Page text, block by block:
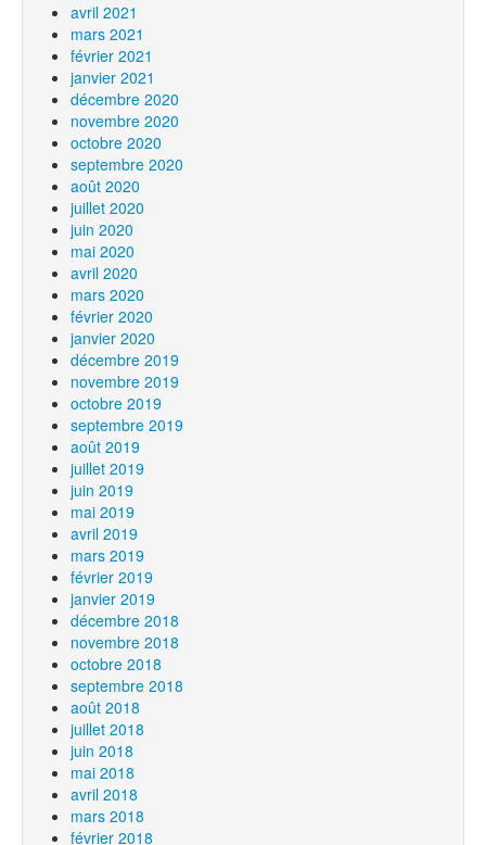
avril 2021
mars 2021
février 2021
janvier 2021
décembre 2020
novembre 2020
octobre 2020
septembre 2020
août 2020
juillet 2020
juin 2020
mai 2020
avril 2020
mars 2020
février 2020
janvier 2020
décembre 2019
novembre 2019
octobre 2019
septembre 2019
août 2019
juillet 2019
juin 2019
mai 2019
avril 2019
mars 2019
février 2019
janvier 2019
décembre 2018
novembre 2018
octobre 2018
septembre 2018
août 2018
juillet 2018
juin 2018
mai 2018
avril 2018
mars 2018
février 2018